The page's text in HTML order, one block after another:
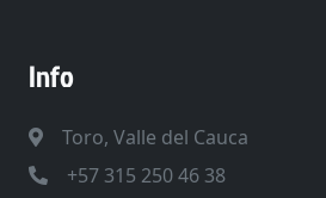
Info
Toro, Valle del Cauca
+57 315 250 46 38